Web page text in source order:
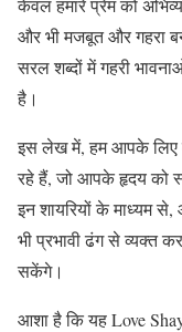
केवल हमारे प्रेम को
और भी मजबूत और गहरा
सरल शब्दों में गहरी
है।
इस लेख में, हम आपके लिए
रहे हैं, जो आपके हृदय को
इन शायरियों के माध्यम
भी प्रभावी ढंग से व्यक्त
सकेंगे।
आशा है कि यह Love